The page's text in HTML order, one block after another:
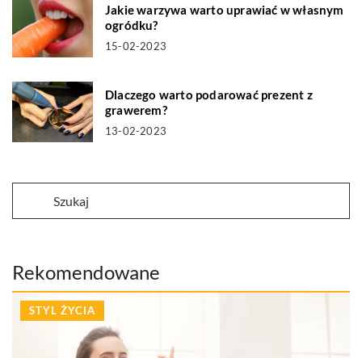
Jakie warzywa warto uprawiać w własnym
ogródku?
15-02-2023
Dlaczego warto podarować prezent z
grawerem?
13-02-2023
Rekomendowane
STYL ŻYCIA